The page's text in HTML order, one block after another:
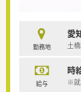
勤務地
愛
土
給与
時
※就